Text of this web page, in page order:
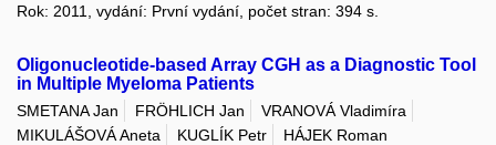
Rok: 2011, vydání: První vydání, počet stran: 394 s.
Oligonucleotide-based Array CGH as a Diagnostic Tool
in Multiple Myeloma Patients
SMETANA Jan FRÖHLICH Jan
VRANOVÁ Vladimíra
MIKULÁŠOVÁ Aneta
KUGLÍK Petr
HÁJEK Roman